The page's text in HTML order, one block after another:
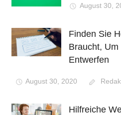
August 30,
Finden Sie
Braucht,
Entwerfen
August 30, 2020
Hilfreiche